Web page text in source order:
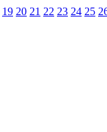
19 20 21 22 23 24 25